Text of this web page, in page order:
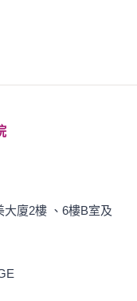
大廈2樓 、6樓B室及